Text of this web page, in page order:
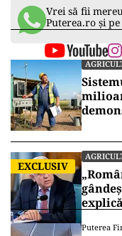
Vrei să fii
Puterea.ro și
EXCLUSIV
Puterea